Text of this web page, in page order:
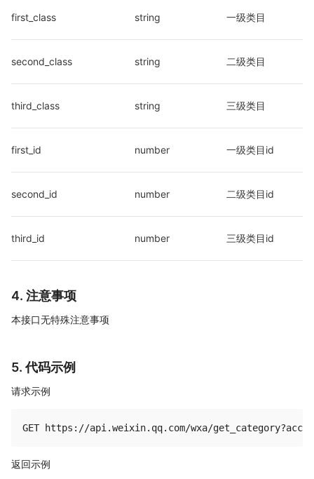
first_class string 一级类目
second_class string 二级类目
third_class string 三级类目
first_id number 一级类目id
second_id number 二级类目id
third_id number 三级类目id
4. 注意事项
本接口无特殊注意事项
5. 代码示例
请求示例
返回示例